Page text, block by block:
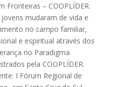
Fronteiras – COOPLÍDER.
mudaram de vida e
no campo familiar,
e espiritual através dos
no Paradigma
pela COOPLÍDER.
I Fórum Regional de